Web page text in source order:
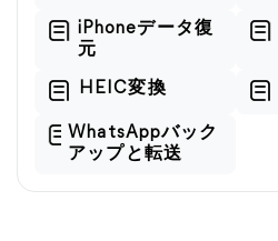
iPhoneデータ復
元
HEIC変換
WhatsAppバック
アップと転送